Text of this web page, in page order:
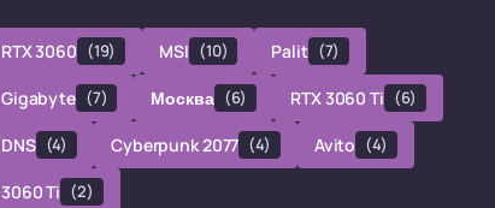
RTX 3060 (19) MSI (10) Palit (7)
Gigabyte (7) Москва (6) RTX 3060 Ti (6)
DNS (4) Cyberpunk 2077 (4) Avito (4)
3060 Ti (2)